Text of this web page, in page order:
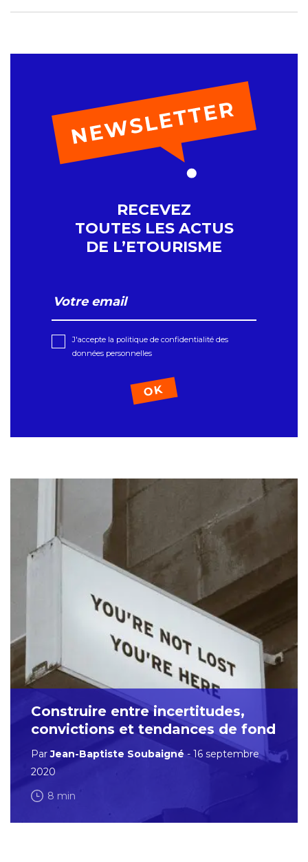
RECEVEZ
TOUTES LES ACTUS
DE L’ETOURISME
J'accepte la politique de confidentialité des
données personnelles
Construire entre incertitudes,
convictions et tendances de fond
ParJean-Baptiste Soubaigné- 16 septembre
2020
8 min